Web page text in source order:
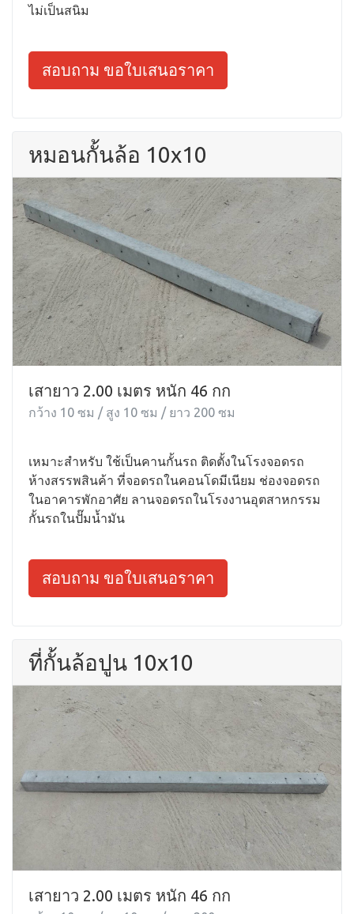
ไม่เป็นสนิม
สอบถาม ขอใบเสนอราคา
หมอนกั้นล้อ 10x10
เสายาว 2.00 เมตร หนัก 46 กก
กว้าง 10 ซม / สูง 10 ซม / ยาว 200 ซม
เหมาะสำหรับ ใช้เป็นคานกั้นรถ ติดตั้งในโรงจอดรถ
ห้างสรรพสินค้า ที่จอดรถในคอนโดมีเนียม ช่องจอดรถ
ในอาคารพักอาศัย ลานจอดรถในโรงงานอุตสาหกรรม
กั้นรถในปั๊มน้ำมัน
สอบถาม ขอใบเสนอราคา
ที่กั้นล้อปูน 10x10
เสายาว 2.00 เมตร หนัก 46 กก